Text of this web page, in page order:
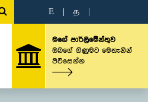
E த
මගේ පාර්ලිමේන්තුව
ඔබගේ ගිණුමට මෙතැනින්
පිවිසෙන්න